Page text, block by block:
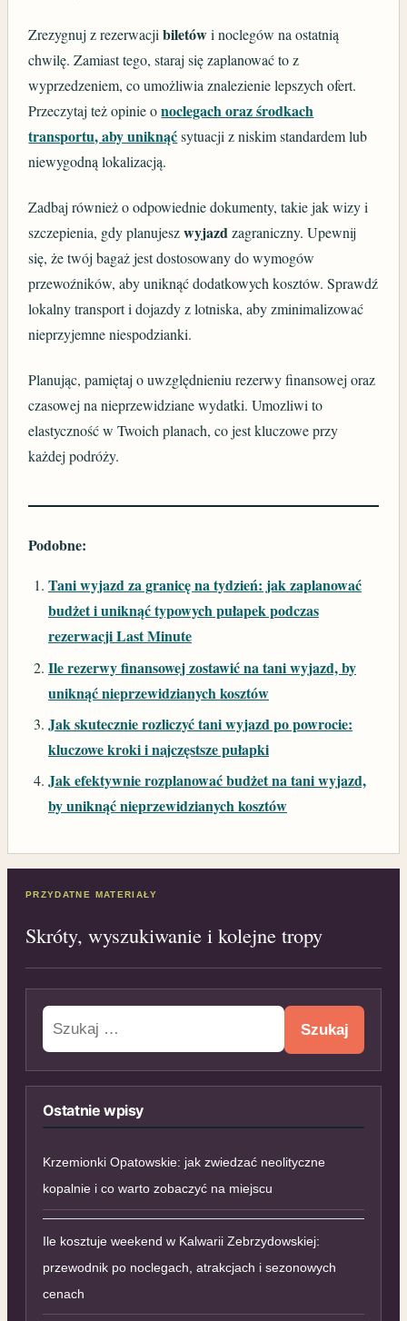
Zrezygnuj z rezerwacjibiletówi noclegów na ostatnią
chwilę. Zamiast tego, staraj się zaplanować to z
wyprzedzeniem, co umożliwia znalezienie lepszych ofert.
Przeczytaj też opinie onoclegach oraz środkach
transportu, aby uniknąćsytuacji z niskim standardem lub
niewygodną lokalizacją.
Zadbaj również o odpowiednie dokumenty, takie jak wizy i
szczepienia, gdy planujeszwyjazdzagraniczny. Upewnij
się, że twój bagaż jest dostosowany do wymogów
przewoźników, aby uniknąć dodatkowych kosztów. Sprawdź
lokalny transport i dojazdy z lotniska, aby zminimalizować
nieprzyjemne niespodzianki.
Planując, pamiętaj o uwzględnieniu rezerwy finansowej oraz
czasowej na nieprzewidziane wydatki. Umozliwi to
elastyczność w Twoich planach, co jest kluczowe przy
każdej podróży.
Podobne:
Tani wyjazd za granicę na tydzień: jak zaplanować
budżet i uniknąć typowych pułapek podczas
rezerwacji Last Minute
Ile rezerwy finansowej zostawić na tani wyjazd, by
uniknąć nieprzewidzianych kosztów
Jak skutecznie rozliczyć tani wyjazd po powrocie:
kluczowe kroki i najczęstsze pułapki
Jak efektywnie rozplanować budżet na tani wyjazd,
by uniknąć nieprzewidzianych kosztów
PRZYDATNE MATERIAŁY
Skróty, wyszukiwanie i kolejne tropy
Szukaj:
Ostatnie wpisy
Krzemionki Opatowskie: jak zwiedzać neolityczne
kopalnie i co warto zobaczyć na miejscu
Ile kosztuje weekend w Kalwarii Zebrzydowskiej:
przewodnik po noclegach, atrakcjach i sezonowych
cenach